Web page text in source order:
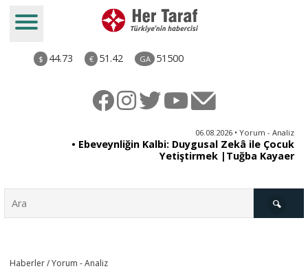
$ 44.73 € 51.42 GA 51500
06.08.2026 • Yorum - Analiz
• Ebeveynliğin Kalbi: Duygusal Zekâ ile Çocuk
Yetiştirmek |Tuğba Kayaer
Haberler / Yorum - Analiz